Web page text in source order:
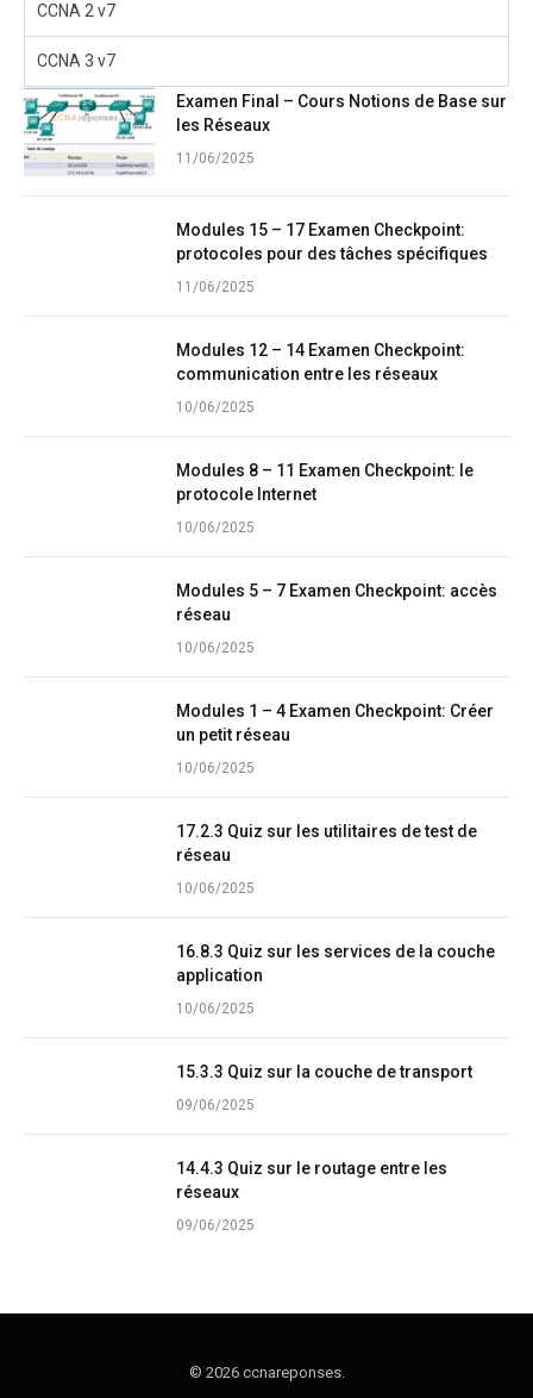
CCNA 2 v7
CCNA 3 v7
Examen Final – Cours Notions de Base sur
les Réseaux
11/06/2025
Modules 15 – 17 Examen Checkpoint:
protocoles pour des tâches spécifiques
11/06/2025
Modules 12 – 14 Examen Checkpoint:
communication entre les réseaux
10/06/2025
Modules 8 – 11 Examen Checkpoint: le
protocole Internet
10/06/2025
Modules 5 – 7 Examen Checkpoint: accès
réseau
10/06/2025
Modules 1 – 4 Examen Checkpoint: Créer
un petit réseau
10/06/2025
17.2.3 Quiz sur les utilitaires de test de
réseau
10/06/2025
16.8.3 Quiz sur les services de la couche
application
10/06/2025
15.3.3 Quiz sur la couche de transport
09/06/2025
14.4.3 Quiz sur le routage entre les
réseaux
09/06/2025
© 2026 ccnareponses.